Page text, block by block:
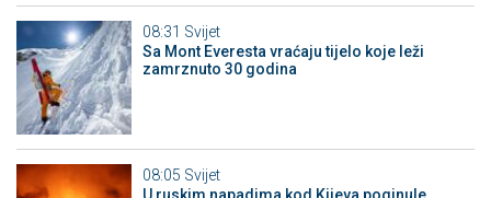
08:31 Svijet
Sa Mont Everesta vraćaju tijelo koje leži
zamrznuto 30 godina
08:05 Svijet